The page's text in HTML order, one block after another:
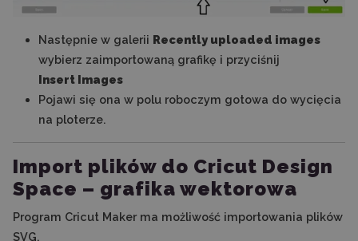
Następnie w galerii Recently uploaded images
wybierz zaimportowaną grafikę i przyciśnij
Insert Images
Pojawi się ona w polu roboczym gotowa do wycięcia
na ploterze.
Import plików do Cricut Design
Space – grafika wektorowa
Program Cricut Maker ma możliwość importowania plików
SVG.